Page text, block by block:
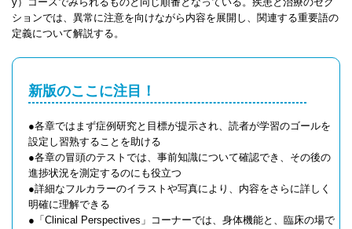
ションでは、異常に注意を向けながら内容を展開し、関連する重要語の
定義について解説する。
新版のここに注目！
●各章ではまず症例研究と目標が提示され、読者が学習のゴールを
設定し習熟することを助ける
●各章の冒頭のテストでは、事前知識について確認でき、その後の
進捗状況を測定するのにも役立つ
●詳細なフルカラーのイラストや写真により、内容をさらに詳しく
明確に理解できる
●「Clinical Perspectives」コーナーでは、身体機能と、臨床の場で